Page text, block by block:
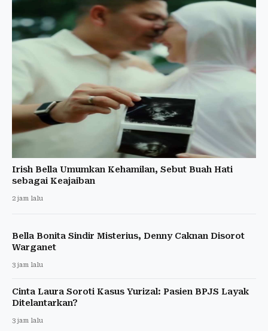
Irish Bella Umumkan Kehamilan, Sebut Buah Hati
sebagai Keajaiban
2 jam lalu
Bella Bonita Sindir Misterius, Denny Caknan Disorot
Warganet
3 jam lalu
Cinta Laura Soroti Kasus Yurizal: Pasien BPJS Layak
Ditelantarkan?
3 jam lalu